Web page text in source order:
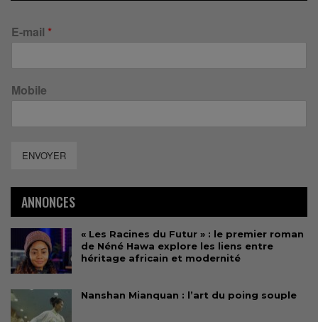
E-mail *
Mobile
ENVOYER
ANNONCES
« Les Racines du Futur » : le premier roman
de Néné Hawa explore les liens entre
héritage africain et modernité
Nanshan Mianquan : l’art du poing souple